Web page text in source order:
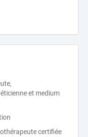
et medium
certifiée